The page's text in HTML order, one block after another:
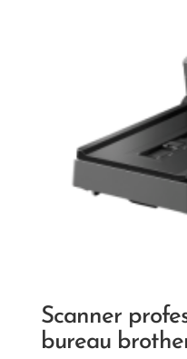
Scanner
bureau